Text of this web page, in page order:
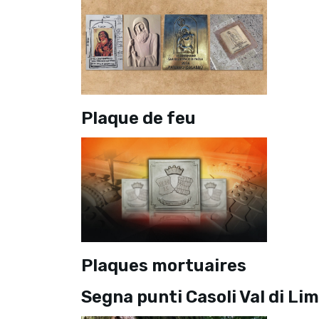
Plaque de feu
Plaques mortuaires
Segna punti Casoli Val di